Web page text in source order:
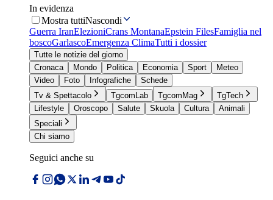
In evidenza
Mostra tuttiNascondi
Guerra IranElezioniCrans MontanaEpstein FilesFamiglia nel
boscoGarlascoEmergenza ClimaTutti i dossier
Tutte le notizie del giorno
Cronaca
Mondo Politica Economia Sport
Meteo
Video
Foto Infografiche
Schede
Tv & Spettacolo
TgcomLab TgcomMag
TgTech
Lifestyle
Oroscopo Salute Skuola Cultura
Animali
Speciali
Chi siamo
Seguici anche su